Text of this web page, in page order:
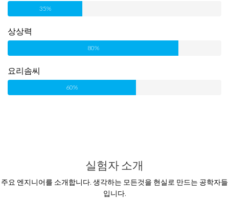
35%
상상력
80%
요리솜씨
60%
실험자 소개
주요 엔지니어를 소개합니다. 생각하는 모든것을 현실로 만드는 공학자들
입니다.